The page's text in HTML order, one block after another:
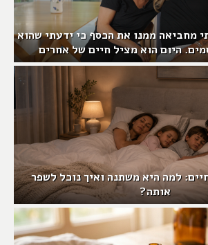
מחביאה ממנו את הכסף כי ידעתי שהוא
היום הוא מציל חיים של אחרים
למה היא משתנה ואיך נוכל לשפר
אותה?